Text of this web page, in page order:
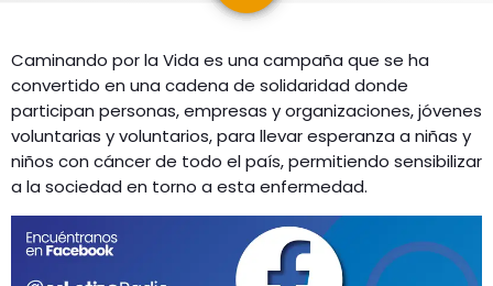
ESPECTÁCULOS
GEEKERS
MÚSICA
ENTRETENIMIENTO
INICIO
RADIO SPLENDID
CONTACTO
Caminando por la Vida es una campaña que se ha
convertido en una cadena de solidaridad donde
participan personas, empresas y organizaciones, jóvenes
voluntarias y voluntarios, para llevar esperanza a niñas y
niños con cáncer de todo el país, permitiendo sensibilizar
a la sociedad en torno a esta enfermedad.